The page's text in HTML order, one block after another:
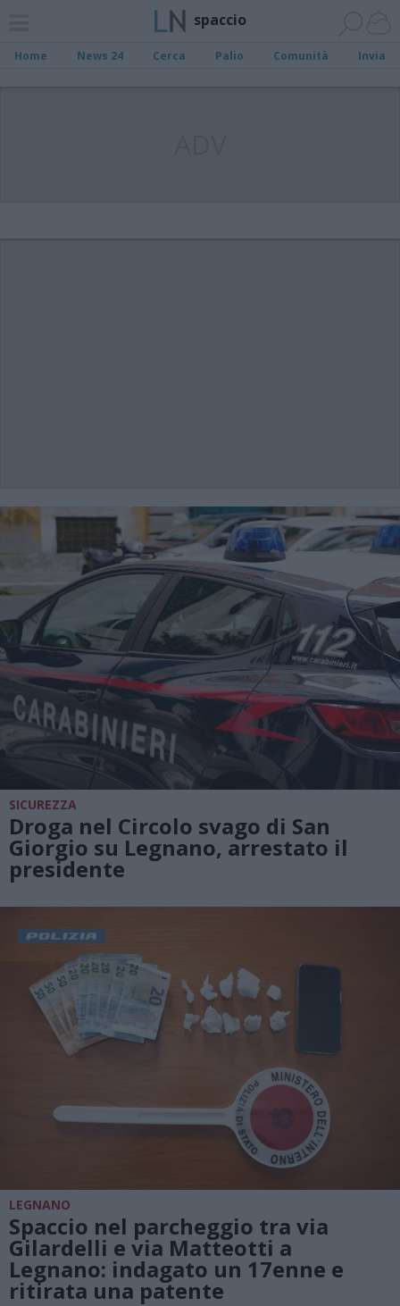
spaccio
Home News 24 Cerca Palio Comunità Invia
SICUREZZA
Droga nel Circolo svago di San
Giorgio su Legnano, arrestato il
presidente
LEGNANO
Spaccio nel parcheggio tra via
Gilardelli e via Matteotti a
Legnano: indagato un 17enne e
ritirata una patente